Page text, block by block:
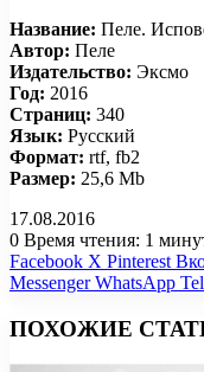
Название: Пеле.
Автор: Пеле
Издательство: Эксмо
Год: 2016
Страниц: 340
Язык: Русский
Формат: rtf, fb2
Размер: 25,6 Mb
17.08.2016
0 Время чтения: 1
Facebook X Pinterest
Messenger WhatsApp
ПОХОЖИЕ